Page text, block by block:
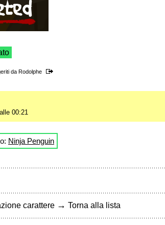
da Rodolphe
00:21
Ninja Penguin
carattere → Torna alla lista